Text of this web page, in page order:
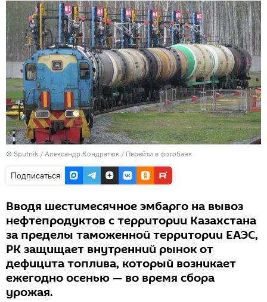
© Sputnik / Александр Кондратюк / Перейти в фотобанк
Подписаться
Вводя шестимесячное эмбарго на вывоз
нефтепродуктов с территории Казахстана
за пределы таможенной территории ЕАЭС,
РК защищает внутренний рынок от
дефицита топлива, который возникает
ежегодно осенью — во время сбора
урожая.